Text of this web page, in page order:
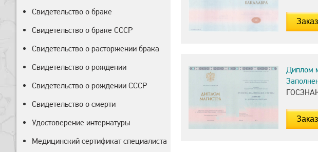
Диплом
Свидетельство о браке
Свидетельство о браке СССР
Свидетельство о расторжении брака
Свидетельство о рождении
Свидетельство о рождении СССР
Свидетельство о смерти
Удостоверение интернатуры
Медицинский сертификат специалиста